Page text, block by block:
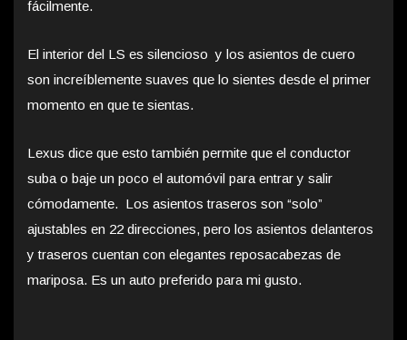
fácilmente.
El interior del LS es silencioso y los asientos de cuero
son increíblemente suaves que lo sientes desde el primer
momento en que te sientas.
Lexus dice que esto también permite que el conductor
suba o baje un poco el automóvil para entrar y salir
cómodamente. Los asientos traseros son “solo”
ajustables en 22 direcciones, pero los asientos delanteros
y traseros cuentan con elegantes reposacabezas de
mariposa. Es un auto preferido para mi gusto.